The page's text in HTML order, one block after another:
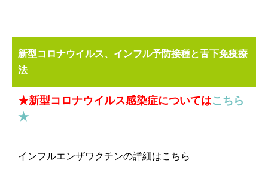
新型コロナウイルス、インフル予防接種と舌下免疫療
法
★新型コロナウイルス感染症についてはこちら
★
インフルエンザワクチンの詳細はこちら